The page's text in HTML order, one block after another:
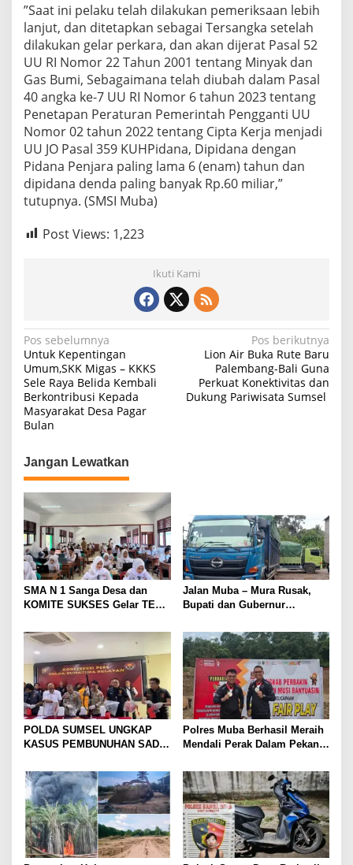
k
a
n
A
p
a
r
a
t
‎”Saat ini pelaku telah dilakukan pemeriksaan lebih
lanjut, dan ditetapkan sebagai Tersangka setelah
dilakukan gelar perkara, dan akan dijerat Pasal 52
UU RI Nomor 22 Tahun 2001 tentang Minyak dan
Gas Bumi, Sebagaimana telah diubah dalam Pasal
40 angka ke-7 UU RI Nomor 6 tahun 2023 tentang
Penetapan Peraturan Pemerintah Pengganti UU
Nomor 02 tahun 2022 tentang Cipta Kerja menjadi
UU JO Pasal 359 KUHPidana, Dipidana dengan
Pidana Penjara paling lama 6 (enam) tahun dan
dipidana denda paling banyak Rp.60 miliar,”
tutupnya. (SMSI Muba)
Post Views: 1,223
Ikuti Kami
N
a
v
i
g
a
s
i
p
o
s
Pos sebelumnya
Untuk Kepentingan
Umum,SKK Migas – KKKS
Sele Raya Belida Kembali
Berkontribusi Kepada
Masyarakat Desa Pagar
Bulan
Pos berikutnya
Lion Air Buka Rute Baru
Palembang-Bali Guna
Perkuat Konektivitas dan
Dukung Pariwisata Sumsel
Jangan Lewatkan
SMA N 1 Sanga Desa dan
KOMITE SUKSES Gelar TES
Jalan Muba – Mura Rusak,
Bupati dan Gubernur
tronton Batu Bara Lahat ,
Jakarta Lewat Muba
POLDA SUMSEL UNGKAP
KASUS PEMBUNUHAN SADIS
JADI TERSANGKA: KORBAN
DITEMUKAN DALAM KARUNG
DI SAWAH
Polres Muba Berhasil Meraih
Mendali Perak Dalam Pekan
ke-XV Sumatera Selatan
Tahun 2025